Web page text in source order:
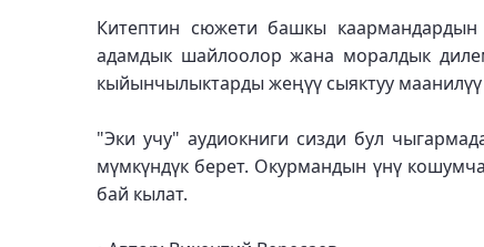
Китептин сюжети башкы
адамдык шайлоолор жана моралдык
кыйынчылыктарды жеңүү сыяктуу
"Эки учу" аудиокниги сизди бул
мүмкүндүк берет. Окурмандын үнү
бай кылат.